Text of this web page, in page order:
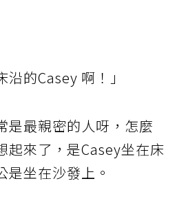
沿的Casey 啊！」
是最親密的人呀，怎麼
起來了，是Casey坐在床
是坐在沙發上。